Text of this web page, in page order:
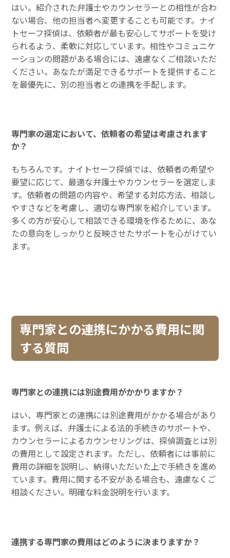
はい。紹介された弁護士やカウンセラーとの相性が合わ
ない場合、他の担当者へ変更することも可能です。ナイ
トセーフ探偵は、依頼者が最も安心してサポートを受け
られるよう、柔軟に対応しています。相性やコミュニケ
ーションの問題がある場合には、遠慮なくご相談いただ
ください。あなたが満足できるサポートを提供すること
を最優先に、別の担当者との連携を手配します。
専門家の選定において、依頼者の希望は考慮されます
か？
もちろんです。ナイトセーフ探偵では、依頼者の希望や
要望に応じて、最適な弁護士やカウンセラーを選定しま
す。依頼者の問題の内容や、希望する対応方法、相談し
やすさなどを考慮し、適切な専門家を紹介しています。
多くの方が安心して相談できる環境を作るために、あな
たの意向をしっかりと反映させたサポートを心がけてい
ます。
専門家との連携にかかる費用に関
する質問
専門家との連携には別途費用がかかりますか？
はい、専門家との連携には別途費用がかかる場合があり
ます。例えば、弁護士による法的手続きのサポートや、
カウンセラーによるカウンセリングは、探偵調査とは別
の費用として設定されます。ただし、依頼者には事前に
費用の詳細を説明し、納得いただいた上で手続きを進め
ています。費用に関する不安がある場合も、遠慮なくご
相談ください。明確な料金説明を行います。
連携する専門家の費用はどのように決まりますか？